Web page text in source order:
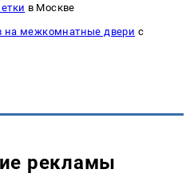
в Москве
на межкомнатные двери с
рекламы